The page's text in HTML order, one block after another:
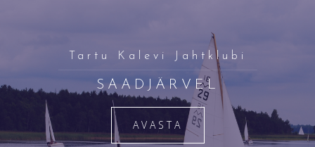
Tartu Kalevi Jahtklubi
SAADJÄRVEL
AVASTA